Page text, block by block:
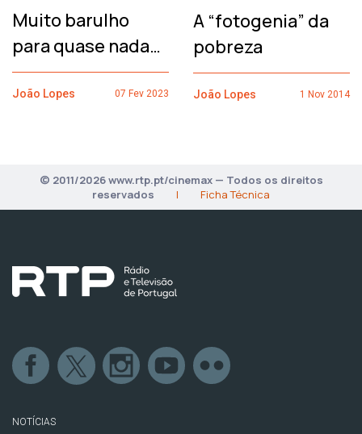
Muito barulho
para quase nada…
João Lopes 07 Fev 2023
A “fotogenia” da
pobreza
João Lopes 1 Nov 2014
© 2011/2026 www.rtp.pt/cinemax — Todos os direitos
reservados
| Ficha Técnica
NOTÍCIAS